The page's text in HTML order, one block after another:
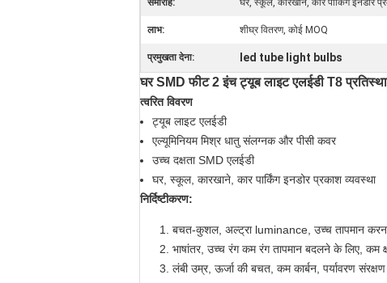
समारोह: घर, स्कूल, कारखाने, कार पार्किंग इनडोर
लाभ: शीघ्र वितरण, कोई MOQ
प्रमुखता देना: led tube light bulbs
घर SMD फीट 2 इंच ट्यूब लाइट एलईडी T8
त्वरित विवरण
ट्यूब लाइट एलईडी
एल्यूमिनियम मिश्र धातु संलग्नक और पीसी कवर
उच्च दक्षता SMD एलईडी
घर, स्कूल, कारखाने, कार पार्किंग इनडोर प्रकाश व्यवस्था
निर्दिष्टीकरण:
बचत-कुशल, अल्ट्रा luminance, उच्च तापमान
भाषांतर, उच्च रंग कम रंग तापमान बदलने के लिए,
लंबी उम्र, ऊर्जा की बचत, कम कार्बन, पर्यावरण